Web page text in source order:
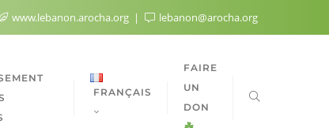
www.lebanon.arocha.org lebanon@arocha.org
FRANÇAIS
FAIRE
UN
DON